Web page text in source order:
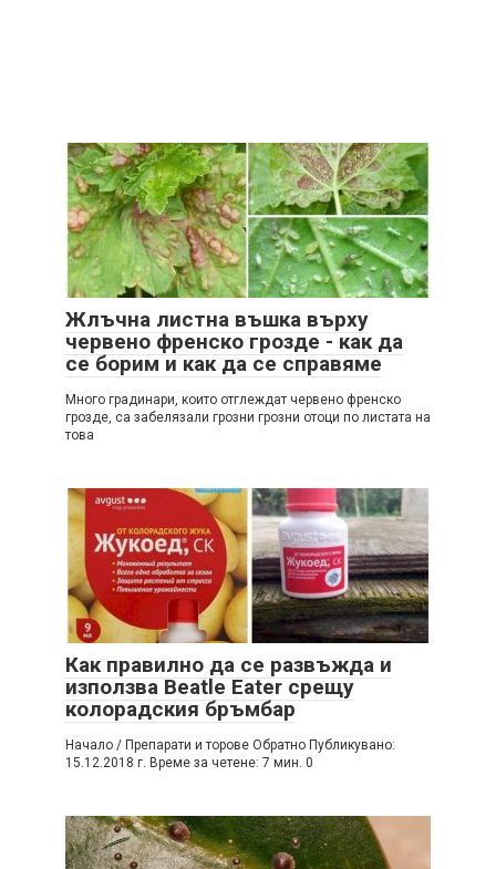
Жлъчна листна въшка върху
червено френско грозде - как да
се борим и как да се справяме
Много градинари, които отглеждат червено френско
грозде, са забелязали грозни грозни отоци по листата на
това
Как правилно да се развъжда и
използва Beatle Eater срещу
колорадския бръмбар
Начало / Препарати и торове Обратно Публикувано:
15.12.2018 г. Време за четене: 7 мин. 0